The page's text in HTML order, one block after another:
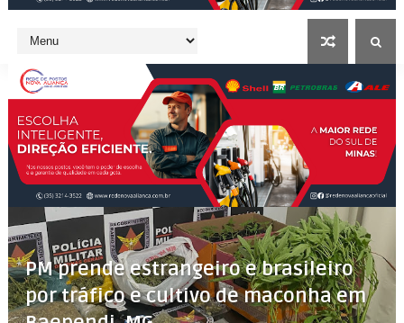
PM prende estrangeiro e brasileiro
por tráfico e cultivo de maconha em